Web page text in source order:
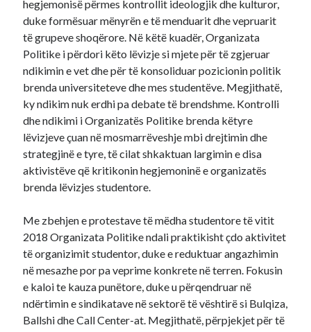
hegjemonisë përmes kontrollit ideologjik dhe kulturor,
duke formësuar mënyrën e të menduarit dhe vepruarit
të grupeve shoqërore. Në këtë kuadër, Organizata
Politike i përdori këto lëvizje si mjete për të zgjeruar
ndikimin e vet dhe për të konsoliduar pozicionin politik
brenda universiteteve dhe mes studentëve. Megjithatë,
ky ndikim nuk erdhi pa debate të brendshme. Kontrolli
dhe ndikimi i Organizatës Politike brenda këtyre
lëvizjeve çuan në mosmarrëveshje mbi drejtimin dhe
strategjinë e tyre, të cilat shkaktuan largimin e disa
aktivistëve që kritikonin hegjemoninë e organizatës
brenda lëvizjes studentore.
Me zbehjen e protestave të mëdha studentore të vitit
2018 Organizata Politike ndali praktikisht çdo aktivitet
të organizimit studentor, duke e reduktuar angazhimin
në mesazhe por pa veprime konkrete në terren. Fokusin
e kaloi te kauza punëtore, duke u përqendruar në
ndërtimin e sindikatave në sektorë të vështirë si Bulqiza,
Ballshi dhe Call Center-at. Megjithatë, përpjekjet për të